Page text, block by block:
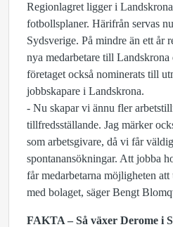
Regionlagret ligger i
fotbollsplaner. Härifrån servas
Sydsverige. På mindre än ett år
nya medarbetare till Landskrona
företaget också nominerats till
jobbskapare i Landskrona.
- Nu skapar vi ännu fler
tillfredsställande. Jag märker
som arbetsgivare, då vi får
spontanansökningar. Att jobba
får medarbetarna möjligheten
med bolaget, säger Bengt
FAKTA – Så växer Derome i